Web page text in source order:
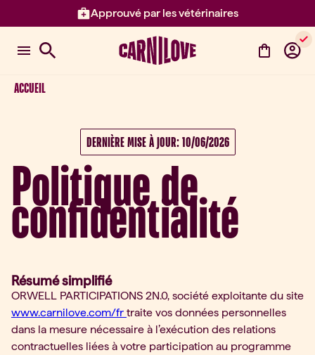
Approuvé par les vétérinaires
Élément 2 sur 3: Approuvé par
ACCUEIL
DERNIÈRE MISE À JOUR: 10/06/2026
Politique de
confidentialité
Résumé simplifié
ORWELL PARTICIPATIONS 2N.0, société exploitante du site
www.carnilove.com/fr traite vos données personnelles
dans la mesure nécessaire à l’exécution des relations
contractuelles liées à votre participation au programme